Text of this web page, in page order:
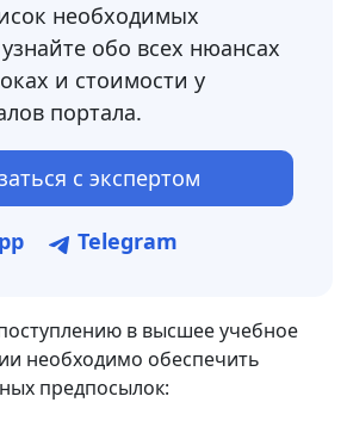
необходимых
обо всех нюансах
и стоимости у
портала.
с экспертом
Telegram
в высшее учебное
необходимо обеспечить
предпосылок: